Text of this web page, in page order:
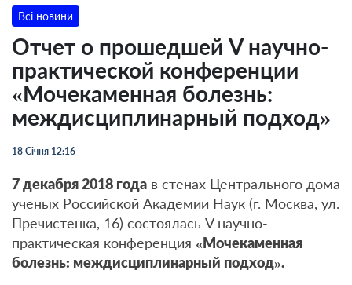
Всі новини
Отчет о прошедшей V научно-
практической конференции
«Мочекаменная болезнь:
междисциплинарный подход»
18 Січня 12:16
7 декабря 2018 года в стенах Центрального дома
ученых Российской Академии Наук (г. Москва, ул.
Пречистенка, 16) состоялась V научно-
практическая конференция «Мочекаменная
болезнь: междисциплинарный подход».